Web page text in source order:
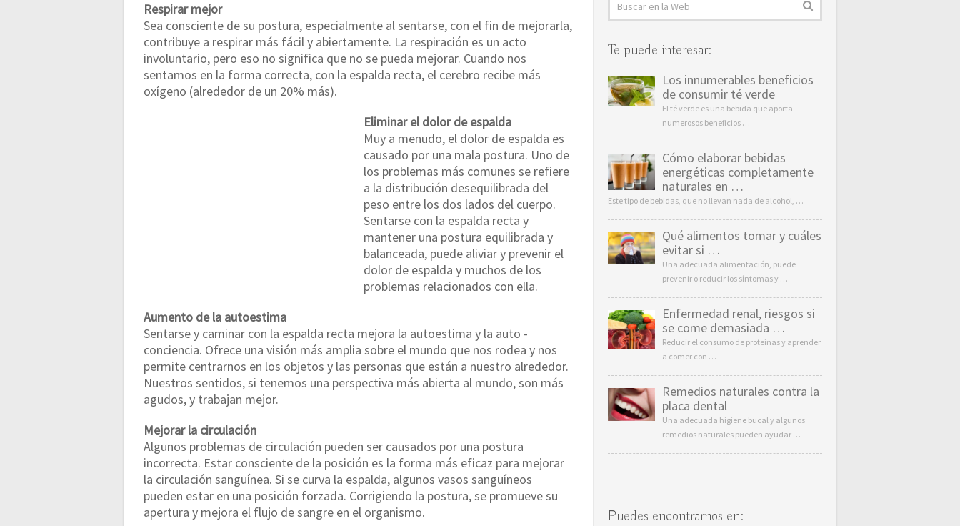
Respirar mejor
Sea consciente de su postura, especialmente al sentarse, con el fin de mejorarla,
contribuye a respirar más fácil y abiertamente. La respiración es un acto
involuntario, pero eso no significa que no se pueda mejorar. Cuando nos
sentamos en la forma correcta, con la espalda recta, el cerebro recibe más
oxígeno (alrededor de un 20% más).
Eliminar el dolor de espalda
Muy a menudo, el dolor de espalda es
causado por una mala postura. Uno de
los problemas más comunes se refiere
a la distribución desequilibrada del
peso entre los dos lados del cuerpo.
Sentarse con la espalda recta y
mantener una postura equilibrada y
balanceada, puede aliviar y prevenir el
dolor de espalda y muchos de los
problemas relacionados con ella.
Aumento de la autoestima
Sentarse y caminar con la espalda recta mejora la autoestima y la auto -
conciencia. Ofrece una visión más amplia sobre el mundo que nos rodea y nos
permite centrarnos en los objetos y las personas que están a nuestro alrededor.
Nuestros sentidos, si tenemos una perspectiva más abierta al mundo, son más
agudos, y trabajan mejor.
Mejorar la circulación
Algunos problemas de circulación pueden ser causados por una postura
incorrecta. Estar consciente de la posición es la forma más eficaz para mejorar
la circulación sanguínea. Si se curva la espalda, algunos vasos sanguíneos
pueden estar en una posición forzada. Corrigiendo la postura, se promueve su
apertura y mejora el flujo de sangre en el organismo.
Te puede interesar:
Los innumerables beneficios
de consumir té verde
El té verde es una bebida que aporta
numerosos beneficios …
Cómo elaborar bebidas
energéticas completamente
naturales en …
Este tipo de bebidas, que no llevan nada de alcohol, …
Qué alimentos tomar y cuáles
evitar si …
Una adecuada alimentación, puede
prevenir o reducir los síntomas y …
Enfermedad renal, riesgos si
se come demasiada …
Reducir el consumo de proteínas y aprender
a comer con …
Remedios naturales contra la
placa dental
Una adecuada higiene bucal y algunos
remedios naturales pueden ayudar …
Puedes encontrarnos en: